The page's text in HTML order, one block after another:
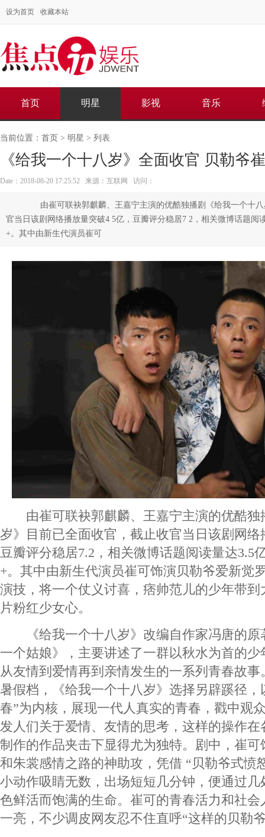
设为首页 收藏本站
首页 明星 影视 音乐
当前位置： 首页 > 明星 > 列表
《给我一个十八岁》全面收官 贝勒爷
Date：2018-08-20 17:25:52 来源：互联网 访问：
由崔可联袂郭麒麟、王嘉宁主演的优酷独播剧《给我一个十八
官当日该剧网络播放量突破4 5亿，豆瓣评分稳居7 2，相关微博话题阅
+。其中由新生代演员崔可
由崔可联袂郭麒麟、王嘉宁主演的优酷独
岁》目前已全面收官，截止收官当日该剧网络
豆瓣评分稳居7.2，相关微博话题阅读量达3.5
+。其中由新生代演员崔可饰演贝勒爷爱新觉
演技，将一个仗义讨喜，痞帅范儿的少年带
片粉红少女心。
《给我一个十八岁》改编自作家冯唐的原
一个姑娘》，主要讲述了一群以秋水为首的
从友情到爱情再到亲情发生的一系列青春故
暑假档，《给我一个十八岁》选择另辟蹊径，
春”为内核，展现一代人真实的青春，戳中观
发人们关于爱情、友情的思考，这样的操作在
制作的作品夹击下显得尤为独特。剧中，崔
和朱裳感情之路的神助攻，凭借 “贝勒爷式愤
小动作吸睛无数，出场短短几分钟，便通过
色鲜活而饱满的生命。崔可的青春活力和社
一亮，不少调皮网友忍不住直呼“这样的贝勒